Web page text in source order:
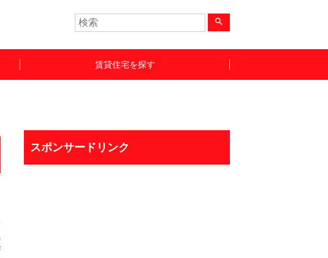
search
賃貸住宅を探す
スポンサードリンク